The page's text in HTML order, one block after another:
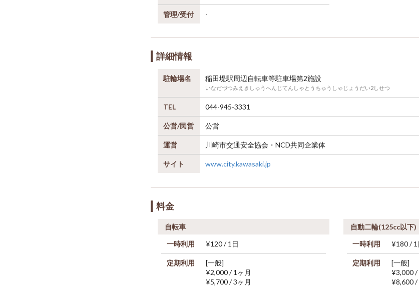
管理/受付 -
詳細情報
駐輪場名 稲田堤駅周辺自転車等駐車場第2施設
いなだづつみえきしゅうへんじてんしゃとうちゅうしゃじょうだい2しせつ
TEL 044-945-3331
公営/民営 公営
運営 川崎市交通安全協会・NCD共同企業体
サイト www.city.kawasaki.jp
料金
自転車
一時利用
¥120 / 1日
定期利用
[一般]
¥2,000 / 1ヶ月
¥5,700 / 3ヶ月
自動二輪(125cc以下)
一時利用
¥180 / 1
定期利用
[一般]
¥3,000 /
¥8,600 /